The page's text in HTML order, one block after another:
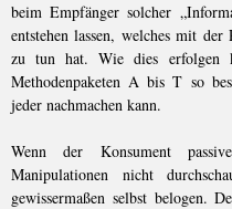
beim Empfänger solcher
entstehen lassen, welches mit
zu tun hat. Wie dies erfolgen
Methodenpaketen A bis T so
jeder nachmachen kann.
Wenn der Konsument
Manipulationen nicht
gewissermaßen selbst belogen.